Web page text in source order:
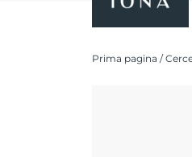
Prima pagina /